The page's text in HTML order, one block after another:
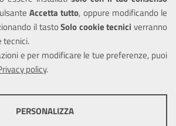
Accetta tutto, oppure modificando le
il tastoSolo cookie tecnici verranno
tecnici.
e per modificare le tue preferenze, puoi
policy.
PERSONALIZZA